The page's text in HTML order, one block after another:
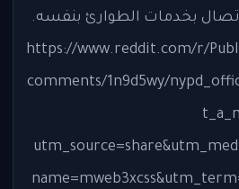
بخدمات الطوارئ بنفسه.
[embed]https://www.reddit.com/r/
comments/1n9d5wy/